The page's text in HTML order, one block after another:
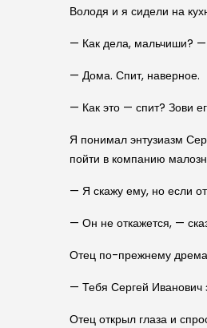
Володя и я сидели на
— Как дела, мальчиши? —
— Дома. Спит, наверное.
— Как это — спит? Зови
Я понимал энтузиазм
пойти в компанию
— Я скажу ему, но если
— Он не откажется, —
Отец по-прежнему
— Тебя Сергей Иванович
Отец открыл глаза и